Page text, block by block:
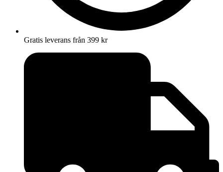
Gratis leverans från 399 kr